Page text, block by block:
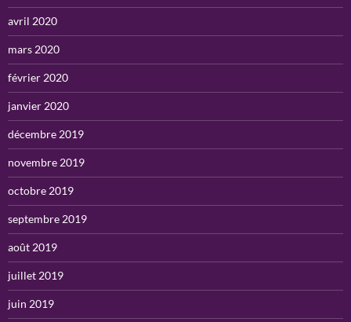
avril 2020
mars 2020
février 2020
janvier 2020
décembre 2019
novembre 2019
octobre 2019
septembre 2019
août 2019
juillet 2019
juin 2019